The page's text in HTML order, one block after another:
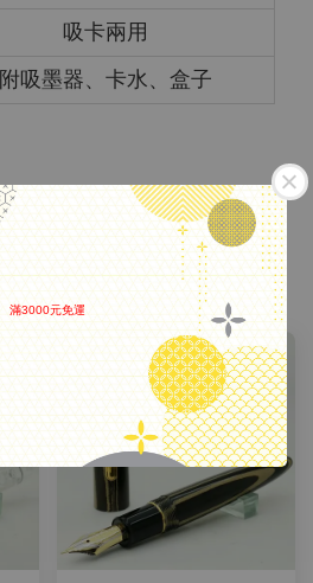
滿3000元免運
吸卡兩用
附吸墨器、卡水、盒子